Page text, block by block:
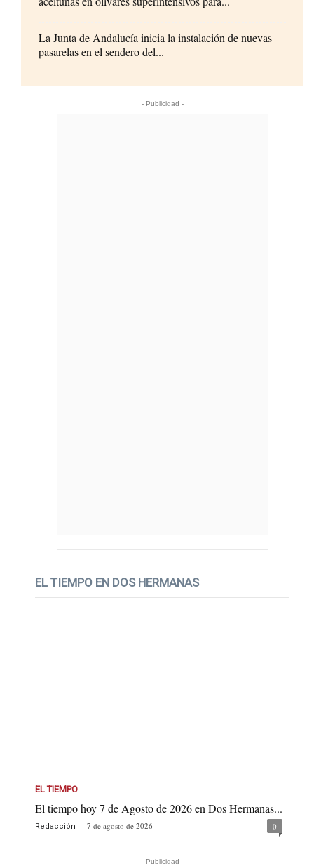
La Junta de Andalucía inicia la instalación de nuevas
pasarelas en el sendero del...
- Publicidad -
EL TIEMPO EN DOS HERMANAS
EL TIEMPO
El tiempo hoy 7 de Agosto de 2026 en Dos Hermanas...
Redacción - 7 de agosto de 2026 0
- Publicidad -